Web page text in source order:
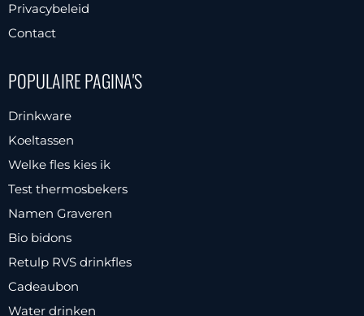
Privacybeleid
Contact
POPULAIRE PAGINA'S
Drinkware
Koeltassen
Welke fles kies ik
Test thermosbekers
Namen Graveren
Bio bidons
Retulp RVS drinkfles
Cadeaubon
Water drinken